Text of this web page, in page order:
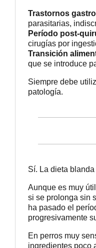
Trastornos
parasitarias,
Período post-
cirugías por
Transición
que se introduce
Siempre debe
patología.
Sí. La dieta blanda
Aunque es muy
si se prolonga sin
ha pasado el
progresivamente
En perros muy
ingredientes poco